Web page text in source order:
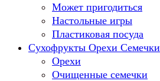
Может пригодиться
Настольные игры
Пластиковая посуда
Сухофрукты Орехи Семечки
Орехи
Очищенные семечки